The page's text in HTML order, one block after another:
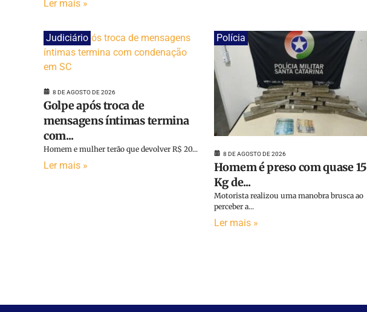
Ler mais »
Judiciário
8 DE AGOSTO DE 2026
Golpe após troca de
mensagens íntimas termina
com...
Homem e mulher terão que devolver R$ 20...
Ler mais »
Polícia
8 DE AGOSTO DE 2026
Homem é preso com quase 15
Kg de...
Motorista realizou uma manobra brusca ao
perceber a...
Ler mais »